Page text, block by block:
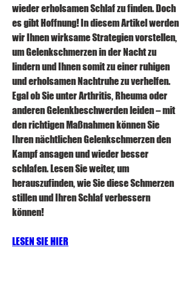
wieder erholsamen Schlaf zu finden. Doch
es gibt Hoffnung! In diesem Artikel werden
wir Ihnen wirksame Strategien vorstellen,
um Gelenkschmerzen in der Nacht zu
lindern und Ihnen somit zu einer ruhigen
und erholsamen Nachtruhe zu verhelfen.
Egal ob Sie unter Arthritis, Rheuma oder
anderen Gelenkbeschwerden leiden – mit
den richtigen Maßnahmen können Sie
Ihren nächtlichen Gelenkschmerzen den
Kampf ansagen und wieder besser
schlafen. Lesen Sie weiter, um
herauszufinden, wie Sie diese Schmerzen
stillen und Ihren Schlaf verbessern
können!
LESEN SIE HIER